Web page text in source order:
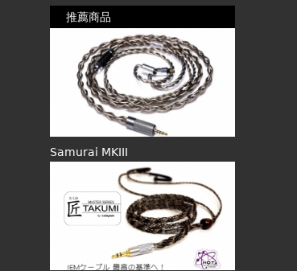
推薦商品
Samurai MKIII